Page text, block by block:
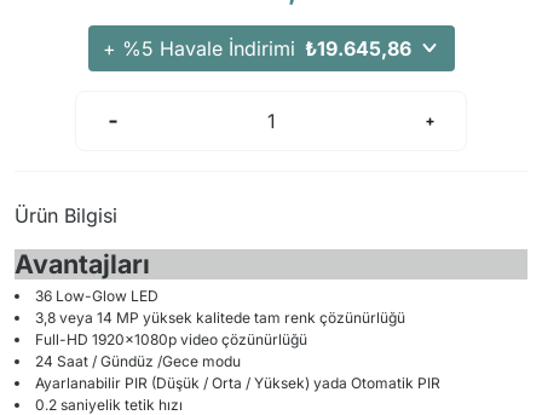
+ %5 Havale İndirimi ₺19.645,86
Ürün Bilgisi
Avantajları
36 Low-Glow LED
3,8 veya 14 MP yüksek kalitede tam renk çözünürlüğü
Full-HD 1920x1080p video çözünürlüğü
24 Saat / Gündüz /Gece modu
Ayarlanabilir PIR (Düşük / Orta / Yüksek) yada Otomatik PIR
0.2 saniyelik tetik hızı